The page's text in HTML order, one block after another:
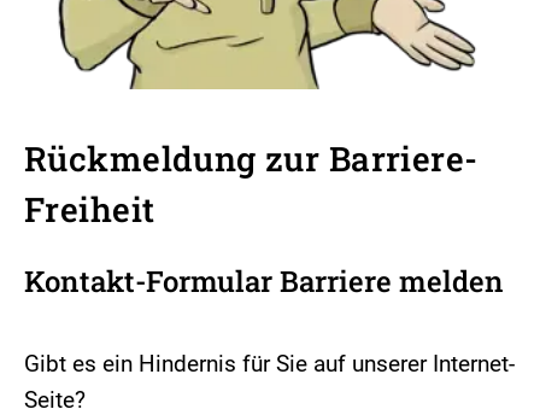
Rückmeldung zur Barriere-
Freiheit
Kontakt-Formular Barriere melden
Gibt es ein Hindernis für Sie auf unserer Internet-
Seite?